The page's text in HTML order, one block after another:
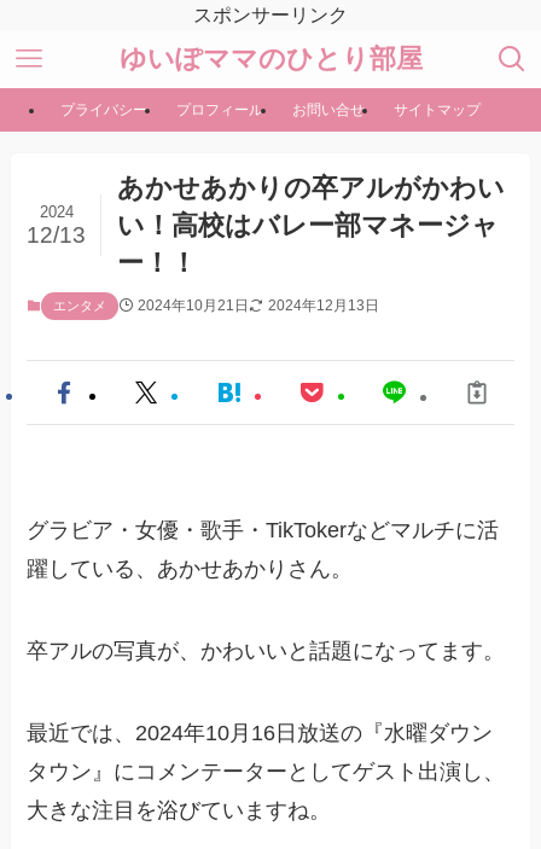
スポンサーリンク
ゆいぽママのひとり部屋
プライバシー プロフィール お問い合せ サイトマップ
あかせあかりの卒アルがかわい
い！高校はバレー部マネージャ
ー！！
2024
12/13
エンタメ 2024年10月21日 2024年12月13日
グラビア・女優・歌手・TikTokerなどマルチに活
躍している、あかせあかりさん。
卒アルの写真が、かわいいと話題になってます。
最近では、2024年10月16日放送の『水曜ダウン
タウン』にコメンテーターとしてゲスト出演し、
大きな注目を浴びていますね。